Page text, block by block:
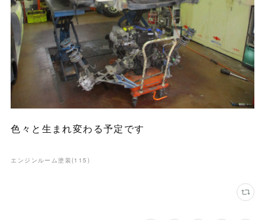
色々と生まれ変わる予定です
エンジンルーム塗装(115 )